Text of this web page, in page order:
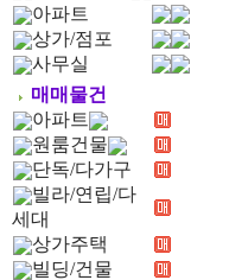
아파트
상가/점포
사무실
매매물건
아파트
원룸건물
단독/다가구
빌라/연립/다
세대
상가주택
빌딩/건물